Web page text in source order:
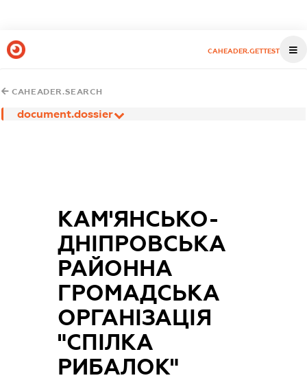
CAHEADER.GETTEST
CAHEADER.SEARCH
document.dossier
КАМ'ЯНСЬКО-
ДНІПРОВСЬКА
РАЙОННА
ГРОМАДСЬКА
ОРГАНІЗАЦІЯ
"СПІЛКА
РИБАЛОК"